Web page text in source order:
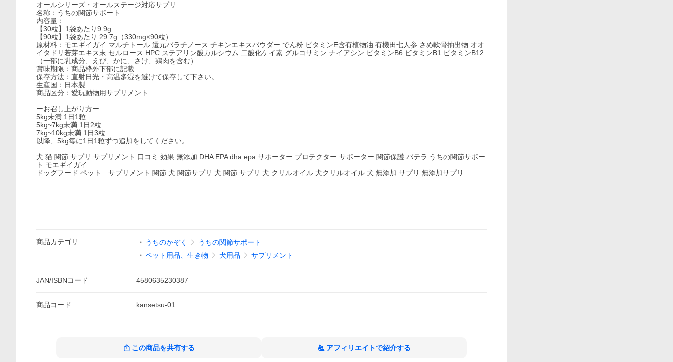
オールシリーズ・オールステージ対応サプリ
名称：うちの関節サポート
内容量：
【30粒】1袋あたり9.9g
【90粒】1袋あたり 29.7g（330mg×90粒）
原材料：モエギイガイ マルチトール 還元パラチノース チキンエキスパウダー でん粉 ビタミンE含有植物油 有機田七人参 さめ軟骨抽出物 オオ
イタドリ若芽エキス末 セルロース HPC ステアリン酸カルシウム 二酸化ケイ素 グルコサミン ナイアシン ビタミンB6 ビタミンB1 ビタミンB12
（一部に乳成分、えび、かに、さけ、鶏肉を含む）
賞味期限：商品枠外下部に記載
保存方法：直射日光・高温多湿を避けて保存して下さい。
生産国：日本製
商品区分：愛玩動物用サプリメント
ーお召し上がり方ー
5kg未満 1日1粒
5kg~7kg未満 1日2粒
7kg~10kg未満 1日3粒
以降、5kg毎に1日1粒ずつ追加をしてください。
犬 猫 関節 サプリ サプリメント 口コミ 効果 無添加 DHA EPA dha epa サポーター プロテクター サポーター 関節保護 パテラ うちの関節サポー
ト モエギイガイ
ドッグフード ペット サプリメント 関節 犬 関節サプリ 犬 関節 サプリ 犬 クリルオイル 犬クリルオイル 犬 無添加 サプリ 無添加サプリ
商品カテゴリ うちのかぞく
うちの関節サポート
ペット用品、生き物
犬用品 サプリメント
JAN/ISBNコード 4580635230387
商品コード kansetsu-01
この商品を共有する アフィリエイトで紹介する